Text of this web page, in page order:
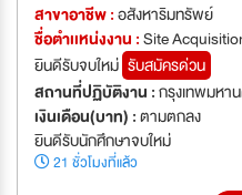
สาขาอาชีพ :อสังหาริมทรัพย์
ชื่อตำเเหน่งงาน :Site
ยินดีรับจบใหม่ รับสมัครด่วน
สถานที่ปฏิบัติงาน :กรุงเทพมหา
เงินเดือน(บาท) :ตามตกลง
ยินดีรับนักศึกษาจบใหม่
21 ชั่วโมงที่แล้ว